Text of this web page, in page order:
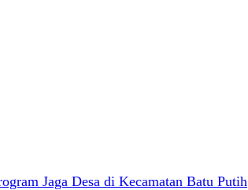
Jaga Desa di Kecamatan Batu Putih